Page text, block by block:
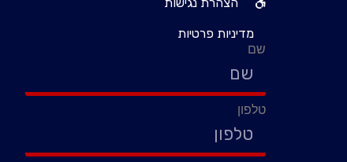
הצהרת נגישות
מדיניות פרטיות
שם
טלפון